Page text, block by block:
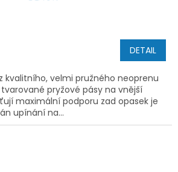
DETAIL
kvalitního, velmi pružného neoprenu
pryžové pásy na vnější
maximální podporu zad opasek je
upínání na...